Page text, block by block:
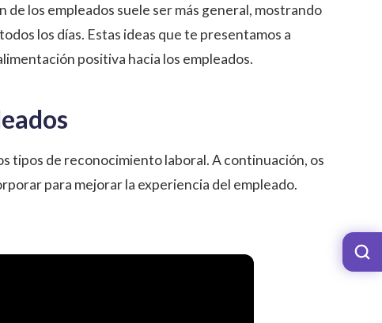
de los empleados suele ser más general, mostrando
los días. Estas ideas que te presentamos a
positiva hacia los empleados.
tipos de reconocimiento laboral. A continuación, os
para mejorar la experiencia del empleado.